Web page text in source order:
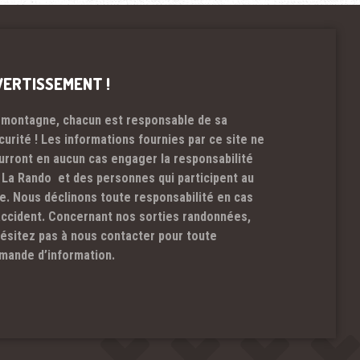
!
montagne, chacun est responsable de sa
! Les informations fournies par ce site ne
en aucun cas engager la responsabilité
Rando et des personnes qui participent au
Nous déclinons toute responsabilité en cas
Concernant nos sorties randonnées,
pas à nous contacter pour toute
d’information.